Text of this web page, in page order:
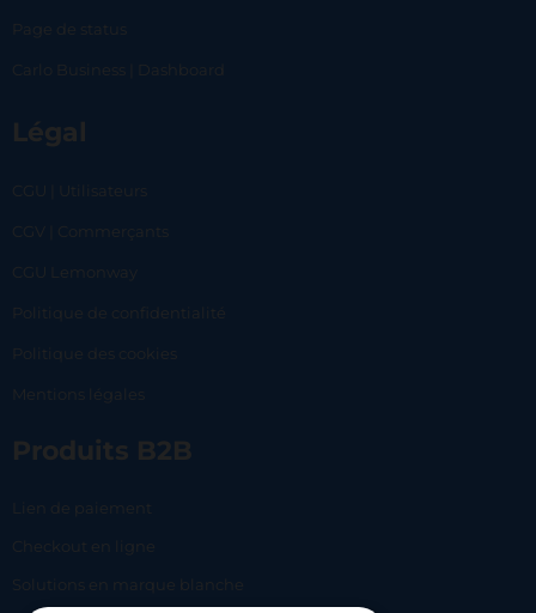
Page de status
Carlo Business | Dashboard
Légal
CGU | Utilisateurs
CGV | Commerçants
CGU Lemonway
Politique de confidentialité
Politique des cookies
Mentions légales
Produits B2B
Lien de paiement
Checkout en ligne
Solutions en marque blanche